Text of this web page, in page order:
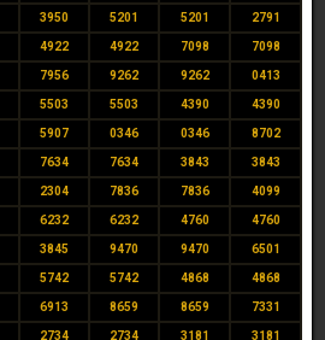
3950 5201 5201 2791
4922 4922 7098 7098
7956 9262 9262 0413
5503 5503 4390 4390
5907 0346 0346 8702
7634 7634 3843 3843
2304 7836 7836 4099
6232 6232 4760 4760
3845 9470 9470 6501
5742 5742 4868 4868
6913 8659 8659 7331
2734 2734 3181 3181